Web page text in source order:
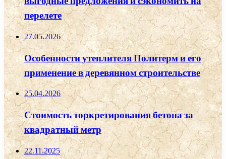
перелете
27.05.2026
Особенности утеплителя Политерм и его
применение в деревянном строительстве
25.04.2026
Стоимость торкретирования бетона за
квадратный метр
22.11.2025